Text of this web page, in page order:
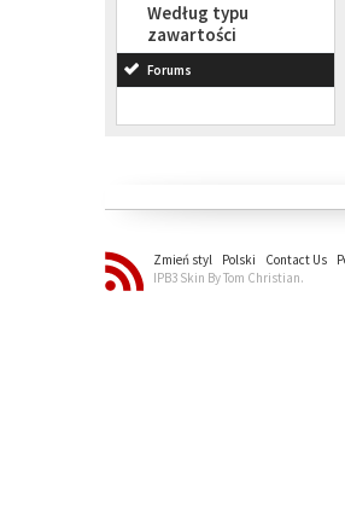
Według typu
zawartości
Forums
Zmień styl Polski Contact Us
IPB3 Skin By Tom Christian.